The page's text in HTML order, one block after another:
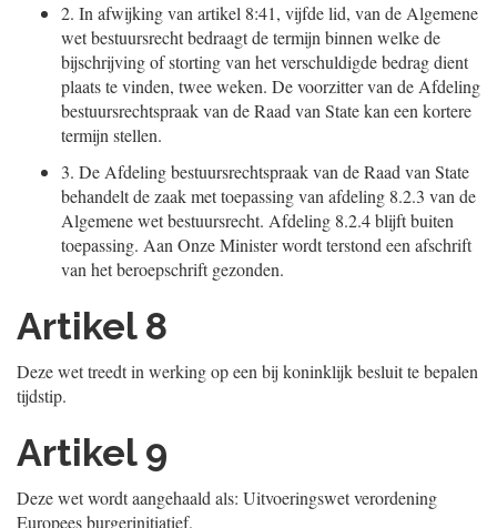
2. In afwijking van artikel 8:41, vijfde lid, van de Algemene
wet bestuursrecht bedraagt de termijn binnen welke de
bijschrijving of storting van het verschuldigde bedrag dient
plaats te vinden, twee weken. De voorzitter van de Afdeling
bestuursrechtspraak van de Raad van State kan een kortere
termijn stellen.
3. De Afdeling bestuursrechtspraak van de Raad van State
behandelt de zaak met toepassing van afdeling 8.2.3 van de
Algemene wet bestuursrecht. Afdeling 8.2.4 blijft buiten
toepassing. Aan Onze Minister wordt terstond een afschrift
van het beroepschrift gezonden.
Artikel 8
Deze wet treedt in werking op een bij koninklijk besluit te bepalen
tijdstip.
Artikel 9
Deze wet wordt aangehaald als: Uitvoeringswet verordening
Europees burgerinitiatief.